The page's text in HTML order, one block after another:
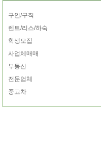
구인/구직
렌트/리스/하숙
학생모집
사업체매매
부동산
전문업체
중고차